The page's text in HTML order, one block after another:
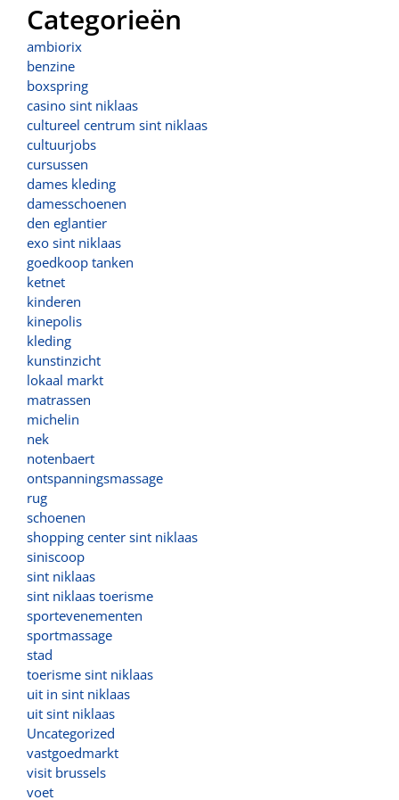
Categorieën
ambiorix
benzine
boxspring
casino sint niklaas
cultureel centrum sint niklaas
cultuurjobs
cursussen
dames kleding
damesschoenen
den eglantier
exo sint niklaas
goedkoop tanken
ketnet
kinderen
kinepolis
kleding
kunstinzicht
lokaal markt
matrassen
michelin
nek
notenbaert
ontspanningsmassage
rug
schoenen
shopping center sint niklaas
siniscoop
sint niklaas
sint niklaas toerisme
sportevenementen
sportmassage
stad
toerisme sint niklaas
uit in sint niklaas
uit sint niklaas
Uncategorized
vastgoedmarkt
visit brussels
voet